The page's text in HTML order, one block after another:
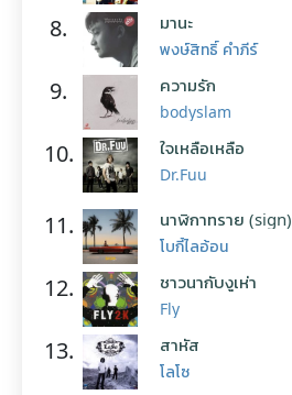
8. มานะ
พงษ์สิทธิ์ คำภีร์
9. ความรัก
bodyslam
10. ใจเหลือเหลือ
Dr.Fuu
11. นาฬิกาทราย (sign)
โบกี้ไลอ้อน
12. ชาวนากับงูเห่า
Fly
13. สาหัส
โลโซ